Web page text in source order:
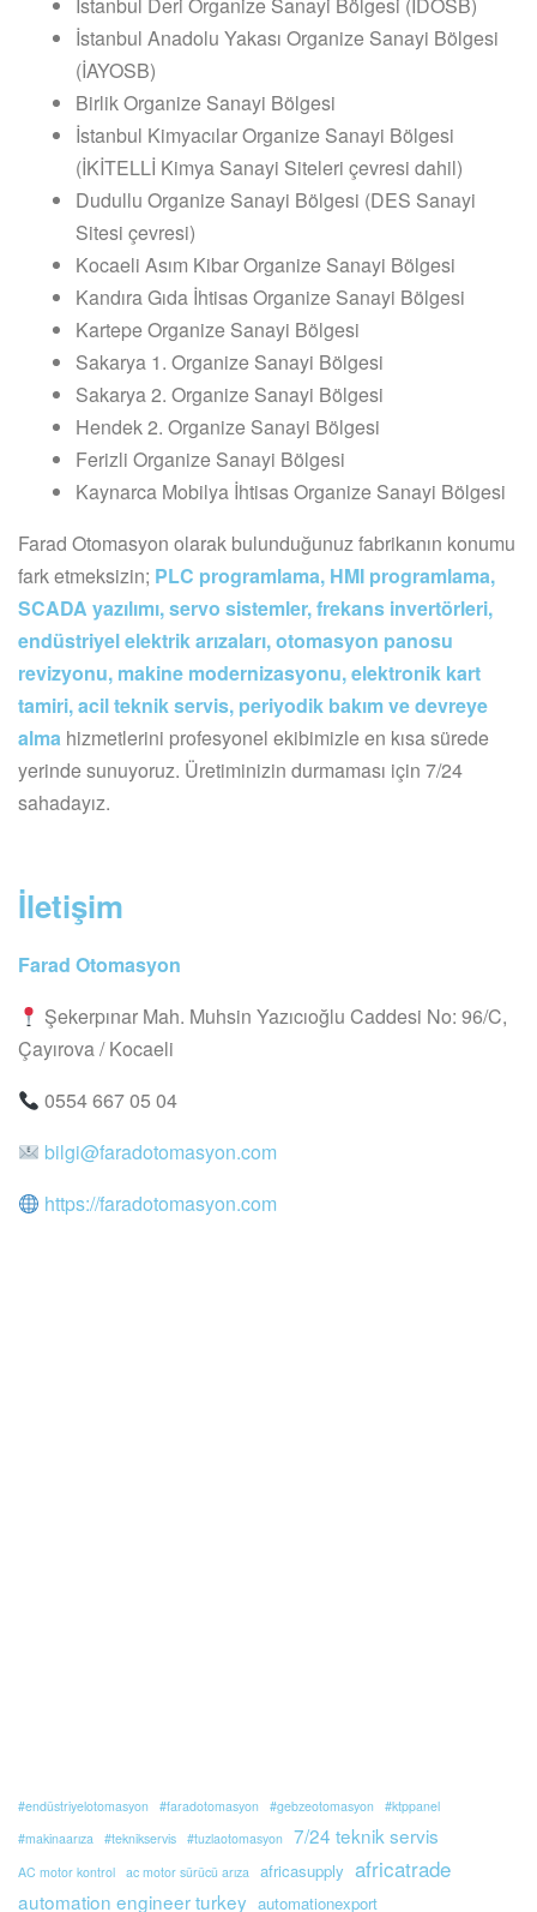
İstanbul Anadolu Yakası Organize Sanayi Bölgesi
(İAYOSB)
Birlik Organize Sanayi Bölgesi
İstanbul Kimyacılar Organize Sanayi Bölgesi
(İKİTELLİ Kimya Sanayi Siteleri çevresi dahil)
Dudullu Organize Sanayi Bölgesi (DES Sanayi
Sitesi çevresi)
Kocaeli Asım Kibar Organize Sanayi Bölgesi
Kandıra Gıda İhtisas Organize Sanayi Bölgesi
Kartepe Organize Sanayi Bölgesi
Sakarya 1. Organize Sanayi Bölgesi
Sakarya 2. Organize Sanayi Bölgesi
Hendek 2. Organize Sanayi Bölgesi
Ferizli Organize Sanayi Bölgesi
Kaynarca Mobilya İhtisas Organize Sanayi Bölgesi
Farad Otomasyon olarak bulunduğunuz fabrikanın konumu
fark etmeksizin; PLC programlama, HMI programlama,
SCADA yazılımı, servo sistemler, frekans invertörleri,
endüstriyel elektrik arızaları, otomasyon panosu
revizyonu, makine modernizasyonu, elektronik kart
tamiri, acil teknik servis, periyodik bakım ve devreye
alma hizmetlerini profesyonel ekibimizle en kısa sürede
yerinde sunuyoruz. Üretiminizin durmaması için 7/24
sahadayız.
İletişim
Farad Otomasyon
Şekerpınar Mah. Muhsin Yazıcıoğlu Caddesi No: 96/C,
Çayırova / Kocaeli
0554 667 05 04
bilgi@faradotomasyon.com
https://faradotomasyon.com
#endüstriyelotomasyon #faradotomasyon #gebzeotomasyon #ktppanel
#makinaarıza #teknikservis #tuzlaotomasyon 7/24 teknik servis
AC motor kontrol ac motor sürücü arıza africasupply africatrade
automation engineer turkey automationexport